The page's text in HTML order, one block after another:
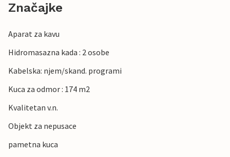
Značajke
Aparat za kavu
Hidromasazna kada : 2 osobe
Kabelska: njem/skand. programi
Kuca za odmor : 174 m2
Kvalitetan v.n.
Objekt za nepusace
pametna kuca